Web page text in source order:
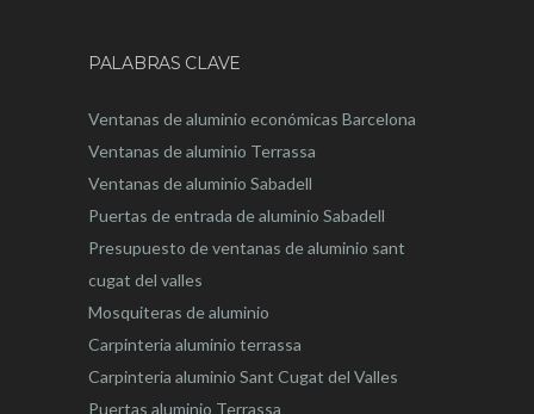
PALABRAS CLAVE
Ventanas de aluminio económicas Barcelona
Ventanas de aluminio Terrassa
Ventanas de aluminio Sabadell
Puertas de entrada de aluminio Sabadell
Presupuesto de ventanas de aluminio sant
cugat del valles
Mosquiteras de aluminio
Carpinteria aluminio terrassa
Carpinteria aluminio Sant Cugat del Valles
Puertas aluminio Terrassa